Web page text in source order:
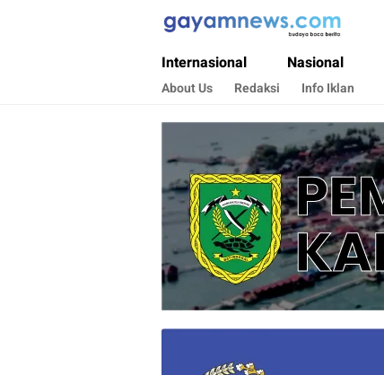
Gayamnews.com
Budaya Baca Berita
Internasional Nasional
About Us Redaksi Info Iklan